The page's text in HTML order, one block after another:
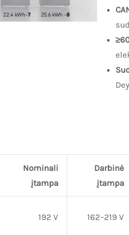
Nominali
įtampa
Darbinė
įtampa
192 V 162–219 V